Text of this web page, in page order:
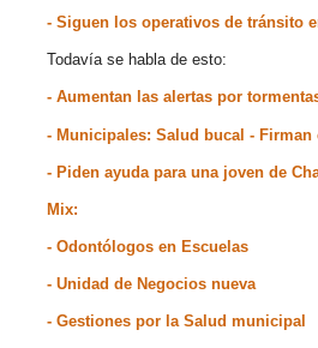
- Siguen los operativos de tránsito
Todavía se habla de esto:
- Aumentan las alertas por
- Municipales: Salud bucal -
- Piden ayuda para una joven de
Mix:
- Odontólogos en Escuelas
- Unidad de Negocios nueva
- Gestiones por la Salud municipal